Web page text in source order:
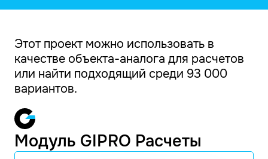
Этот проект можно использовать в
качестве объекта-аналога для расчетов
или найти подходящий среди 93 000
вариантов.
Модуль GIPRO Расчеты